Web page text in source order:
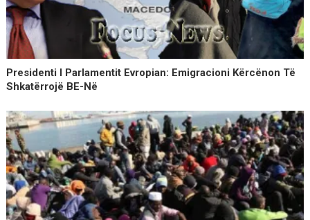
Presidenti I Parlamentit Evropian: Emigracioni Kërcënon Të
Shkatërrojë BE-Në